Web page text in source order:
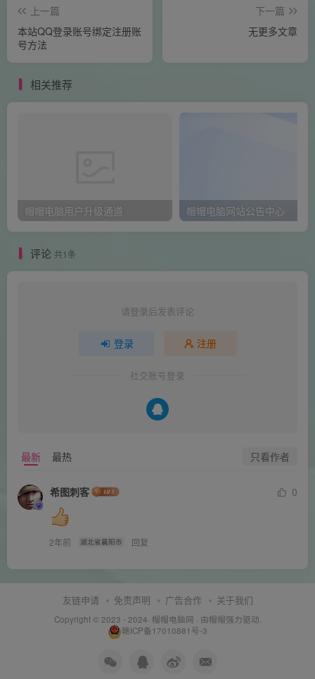
上一篇
本站QQ登录账号绑定注册账
号方法
下一篇
无更多文章
相关推荐
帽帽电脑用户升级通道 帽帽电脑网站公告中心
评论 共1条
请登录后发表评论
登录 注册
社交账号登录
最新 最热 只看作者
希图刺客 0
2年前 湖北省襄阳市 回复
友链申请 免责声明 广告合作 关于我们
Copyright © 2023 - 2024· 帽帽电脑网 · 由帽帽强力驱动.
赣ICP备17010881号-3